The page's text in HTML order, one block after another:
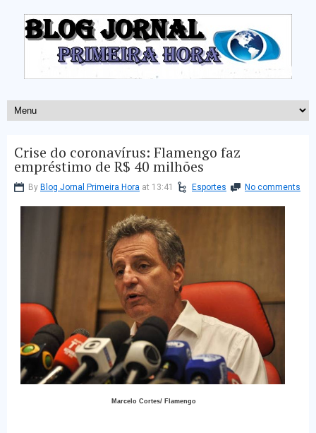
Crise do coronavírus: Flamengo faz
empréstimo de R$ 40 milhões
By Blog Jornal Primeira Hora at 13:41 Esportes No comments
Marcelo Cortes/ Flamengo